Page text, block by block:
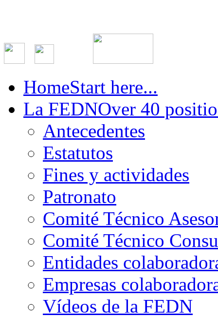
HomeStart here...
La FEDNOver 40
Antecedentes
Estatutos
Fines y actividades
Patronato
Comité Técnico
Comité Técnico
Entidades
Empresas
Vídeos de la FEDN